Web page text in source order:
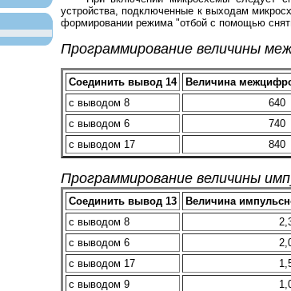
устройства, подключенные к выходам
формировании режима "отбой с помощью
Программирование величины
Соединить вывод 14
Величина
с выводом 8
640
с выводом 6
740
с выводом 17
840
Программирование величины
Соединить вывод 13
Величина
с выводом 8
с выводом 6
с выводом 17
с выводом 9